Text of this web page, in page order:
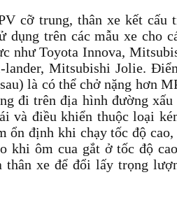
cỡ trung, thân xe kết cấu
dụng trên các mẫu xe cho
như Toyota Innova,
lander, Mitsubishi Jolie.
là có thể chở nặng hơn
đi trên địa hình đường
và điều khiển thuộc loại
ổn định khi chạy tốc độ
khi ôm cua gắt ở tốc độ
thân xe để đổi lấy trọng